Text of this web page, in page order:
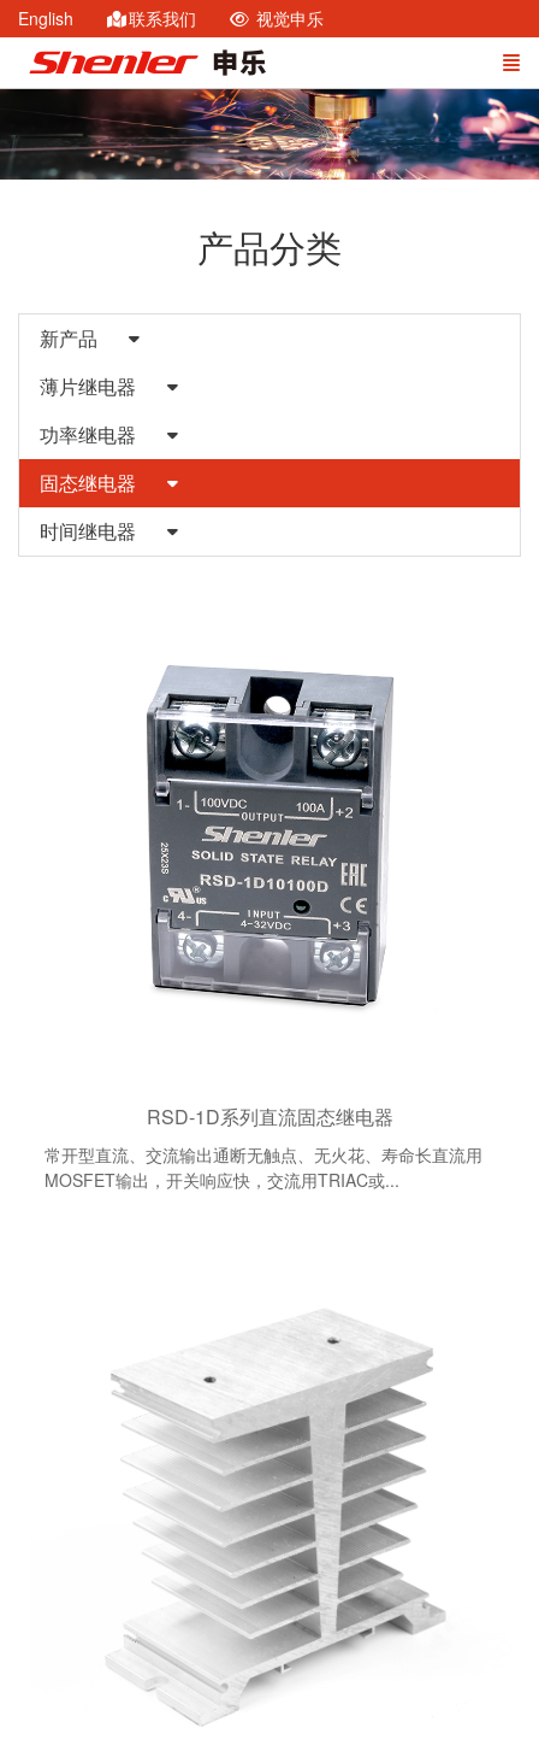
English 联系我们 视觉申乐
产品分类
新产品
薄片继电器
功率继电器
固态继电器
时间继电器
RSD-1D系列直流固态继电器
常开型直流、交流输出通断无触点、无火花、寿命长直流用
MOSFET输出，开关响应快，交流用TRIAC或...